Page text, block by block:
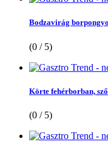
Bodzavirág
(0 / 5)
Körte fehérborban,
(0 / 5)